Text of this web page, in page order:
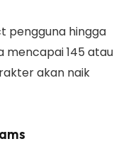
pengguna hingga
mencapai 145 atau
akan naik